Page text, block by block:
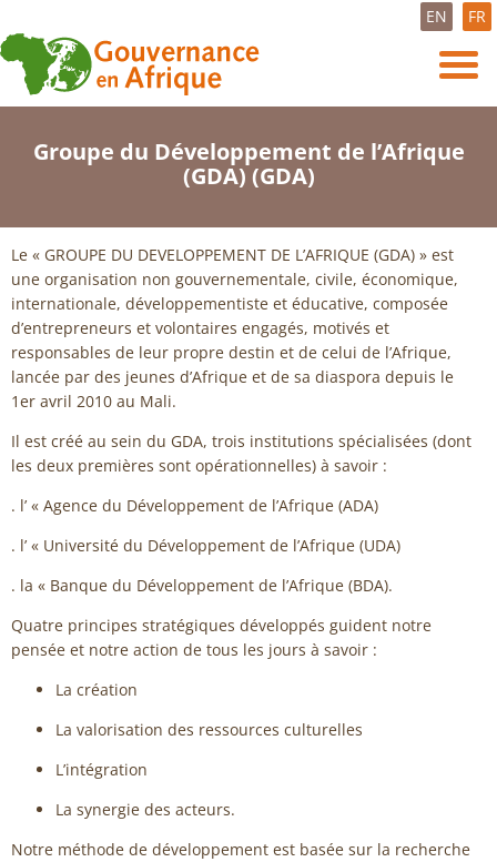
EN FR
Groupe du Développement de l’Afrique
(GDA) (GDA)
Le « GROUPE DU DEVELOPPEMENT DE L’AFRIQUE (GDA) » est
une organisation non gouvernementale, civile, économique,
internationale, développementiste et éducative, composée
d’entrepreneurs et volontaires engagés, motivés et
responsables de leur propre destin et de celui de l’Afrique,
lancée par des jeunes d’Afrique et de sa diaspora depuis le
1er avril 2010 au Mali.
Il est créé au sein du GDA, trois institutions spécialisées (dont
les deux premières sont opérationnelles) à savoir :
. l’ « Agence du Développement de l’Afrique (ADA)
. l’ « Université du Développement de l’Afrique (UDA)
. la « Banque du Développement de l’Afrique (BDA).
Quatre principes stratégiques développés guident notre
pensée et notre action de tous les jours à savoir :
La création
La valorisation des ressources culturelles
L’intégration
La synergie des acteurs.
Notre méthode de développement est basée sur la recherche